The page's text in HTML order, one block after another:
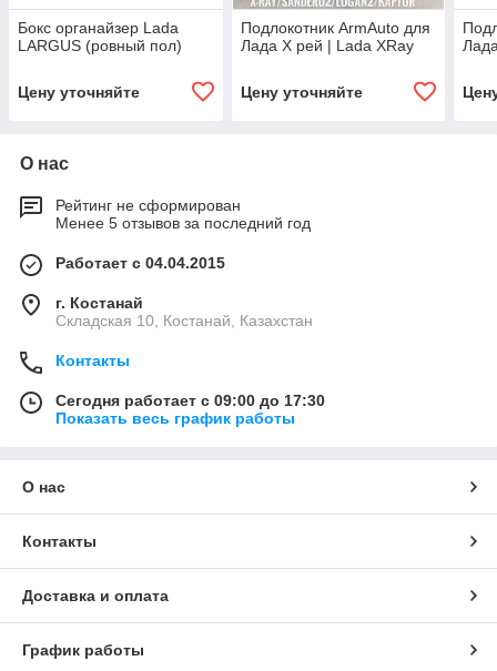
Бокс органайзер Lada
LARGUS (ровный пол)
Цену уточняйте
Подлокотник ArmAuto для
Лада Х рей | Lada XRay
Цену уточняйте
О нас
Рейтинг не сформирован
Менее 5 отзывов за последний год
Работает с 04.04.2015
г. Костанай
Складская 10, Костанай, Казахстан
Контакты
Сегодня работает с 09:00 до 17:30
Показать весь график работы
О нас
Контакты
Доставка и оплата
График работы